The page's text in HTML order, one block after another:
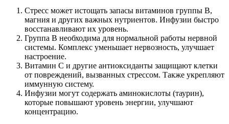
Стресс может истощать запасы витаминов группы B,
магния и других важных нутриентов. Инфузии быстро
восстанавливают их уровень.
Группа B необходима для нормальной работы нервной
системы. Комплекс уменьшает нервозность, улучшает
настроение.
Витамин C и другие антиоксиданты защищают клетки
от повреждений, вызванных стрессом. Также укрепляют
иммунную систему.
Инфузии могут содержать аминокислоты (таурин),
которые повышают уровень энергии, улучшают
концентрацию.